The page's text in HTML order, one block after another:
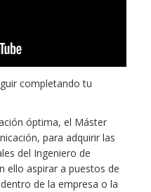
completando tu
óptima, el Máster
para adquirir las
del Ingeniero de
ello aspirar a puestos de
de la empresa o la